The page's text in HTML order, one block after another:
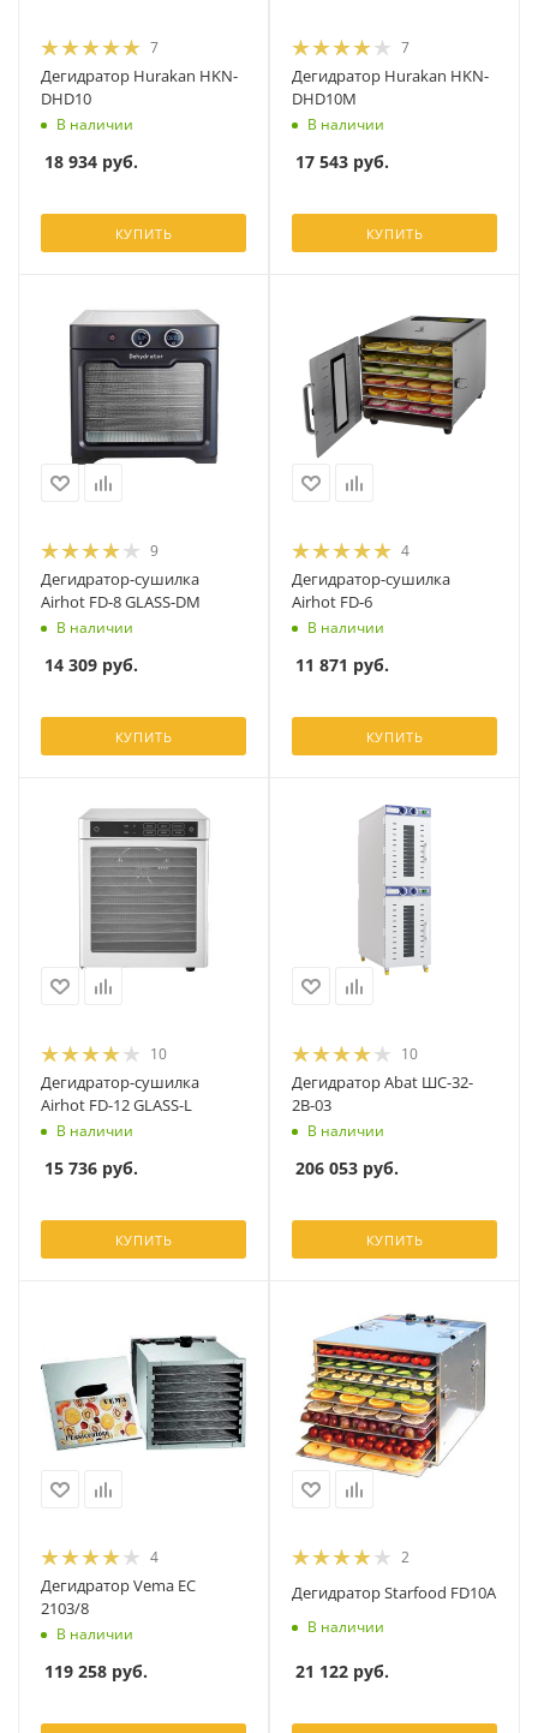
7
Дегидратор Hurakan HKN-
DHD10
В наличии
18 934 руб.
КУПИТЬ
7
Дегидратор Hurakan HKN-
DHD10M
В наличии
17 543 руб.
КУПИТЬ
9
Дегидратор-сушилка
Airhot FD-8 GLASS-DM
В наличии
14 309 руб.
КУПИТЬ
4
Дегидратор-сушилка
Airhot FD-6
В наличии
11 871 руб.
КУПИТЬ
10
Дегидратор-сушилка
Airhot FD-12 GLASS-L
В наличии
15 736 руб.
КУПИТЬ
10
Дегидратор Abat ШС-32-
2В-03
В наличии
206 053 руб.
КУПИТЬ
4
Дегидратор Vema EC
2103/8
В наличии
119 258 руб.
2
Дегидратор Starfood FD10A
В наличии
21 122 руб.